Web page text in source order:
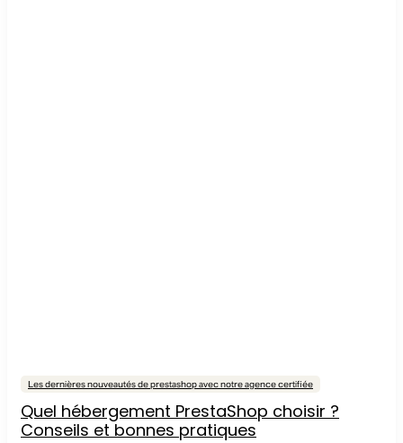
Les dernières nouveautés de prestashop avec notre agence certifiée
Quel hébergement PrestaShop choisir ?
Conseils et bonnes pratiques